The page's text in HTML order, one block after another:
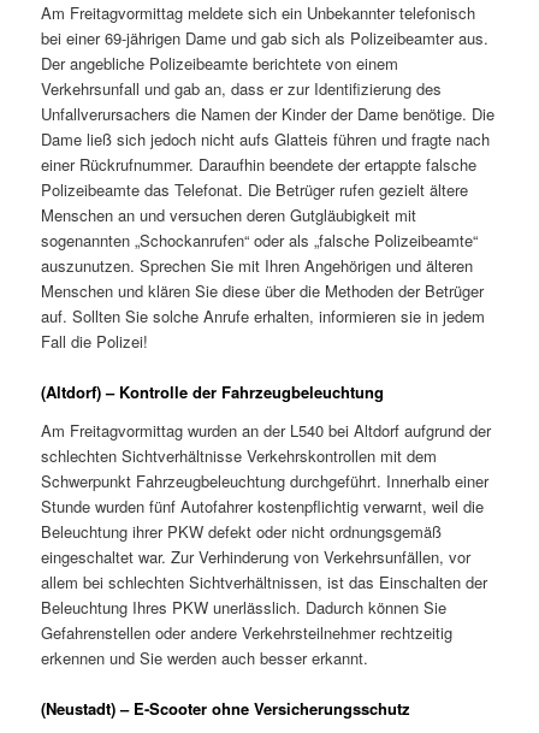
Am Freitagvormittag meldete sich ein Unbekannter telefonisch
bei einer 69-jährigen Dame und gab sich als Polizeibeamter aus.
Der angebliche Polizeibeamte berichtete von einem
Verkehrsunfall und gab an, dass er zur Identifizierung des
Unfallverursachers die Namen der Kinder der Dame benötige. Die
Dame ließ sich jedoch nicht aufs Glatteis führen und fragte nach
einer Rückrufnummer. Daraufhin beendete der ertappte falsche
Polizeibeamte das Telefonat. Die Betrüger rufen gezielt ältere
Menschen an und versuchen deren Gutgläubigkeit mit
sogenannten „Schockanrufen“ oder als „falsche Polizeibeamte“
auszunutzen. Sprechen Sie mit Ihren Angehörigen und älteren
Menschen und klären Sie diese über die Methoden der Betrüger
auf. Sollten Sie solche Anrufe erhalten, informieren sie in jedem
Fall die Polizei!
(Altdorf) – Kontrolle der Fahrzeugbeleuchtung
Am Freitagvormittag wurden an der L540 bei Altdorf aufgrund der
schlechten Sichtverhältnisse Verkehrskontrollen mit dem
Schwerpunkt Fahrzeugbeleuchtung durchgeführt. Innerhalb einer
Stunde wurden fünf Autofahrer kostenpflichtig verwarnt, weil die
Beleuchtung ihrer PKW defekt oder nicht ordnungsgemäß
eingeschaltet war. Zur Verhinderung von Verkehrsunfällen, vor
allem bei schlechten Sichtverhältnissen, ist das Einschalten der
Beleuchtung Ihres PKW unerlässlich. Dadurch können Sie
Gefahrenstellen oder andere Verkehrsteilnehmer rechtzeitig
erkennen und Sie werden auch besser erkannt.
(Neustadt) – E-Scooter ohne Versicherungsschutz